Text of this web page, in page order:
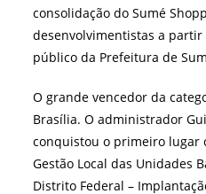
consolidação do Sumé
desenvolvimentistas a
público da Prefeitura de
O grande vencedor da
Brasília. O administrador
conquistou o primeiro lugar
Gestão Local das Unidades
Distrito Federal –